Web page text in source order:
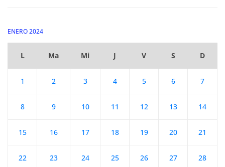
ENERO 2024
L Ma Mi J V S D
1 2 3 4 5 6 7
8 9 10 11 12 13 14
15 16 17 18 19 20 21
22 23 24 25 26 27 28